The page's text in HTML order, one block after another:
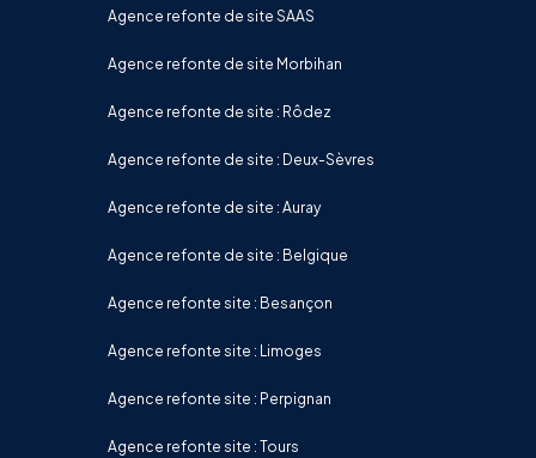
Agence refonte de site SAAS
Agence refonte de site Morbihan
Agence refonte de site : Rôdez
Agence refonte de site : Deux-Sèvres
Agence refonte de site : Auray
Agence refonte de site : Belgique
Agence refonte site : Besançon
Agence refonte site : Limoges
Agence refonte site : Perpignan
Agence refonte site : Tours